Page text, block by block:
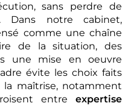
sans perdre de
Dans notre cabinet,
comme une chaîne
de la situation, des
une mise en oeuvre
évite les choix faits
maîtrise, notamment
entre expertise